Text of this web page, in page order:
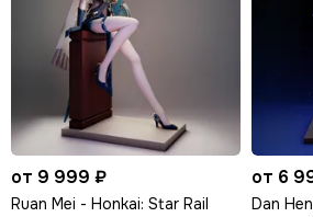
от 9 999 ₽
Ruan Mei - Honkai: Star Rail
от 6
Dan